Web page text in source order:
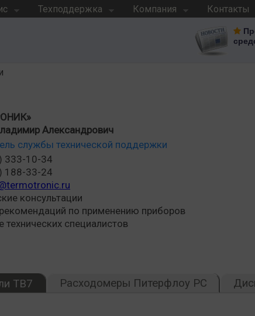
Техподдержка Компания Контакты
Александрович
службы технической поддержки
333-10-34
188-33-24
консультации
по применению приборов
технических специалистов
ТВ7 Расходомеры Питерфлоу РС